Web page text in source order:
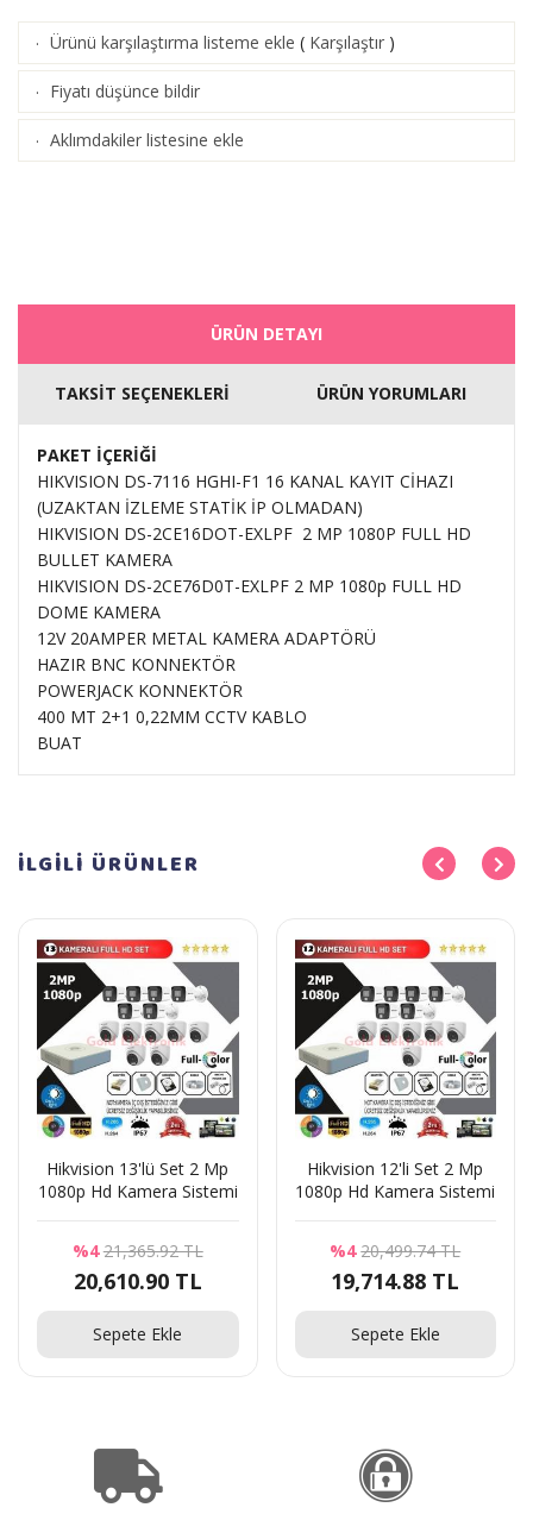
· Ürünü karşılaştırma listeme ekle ( Karşılaştır )
· Fiyatı düşünce bildir
· Aklımdakiler listesine ekle
ÜRÜN DETAYI
TAKSİT SEÇENEKLERİ ÜRÜN YORUMLARI
PAKET İÇERİĞİ
HIKVISION DS-7116 HGHI-F1 16 KANAL KAYIT CİHAZI
(UZAKTAN İZLEME STATİK İP OLMADAN)
HIKVISION DS-2CE16DOT-EXLPF 2 MP 1080P FULL HD
BULLET KAMERA
HIKVISION DS-2CE76D0T-EXLPF 2 MP 1080p FULL HD
DOME KAMERA
12V 20AMPER METAL KAMERA ADAPTÖRÜ
HAZIR BNC KONNEKTÖR
POWERJACK KONNEKTÖR
400 MT 2+1 0,22MM CCTV KABLO
BUAT
İLGİLİ ÜRÜNLER
Hikvision 13'lü Set 2 Mp
1080p Hd Kamera Sistemi
%4 21,365.92 TL
20,610.90 TL
Sepete Ekle
Hikvision 12'li Set 2 Mp
1080p Hd Kamera Sistemi
%4 20,499.74 TL
19,714.88 TL
Sepete Ekle